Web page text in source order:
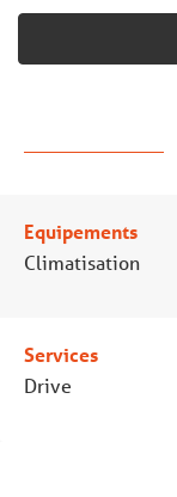
Equipements
Climatisation
Services
Drive